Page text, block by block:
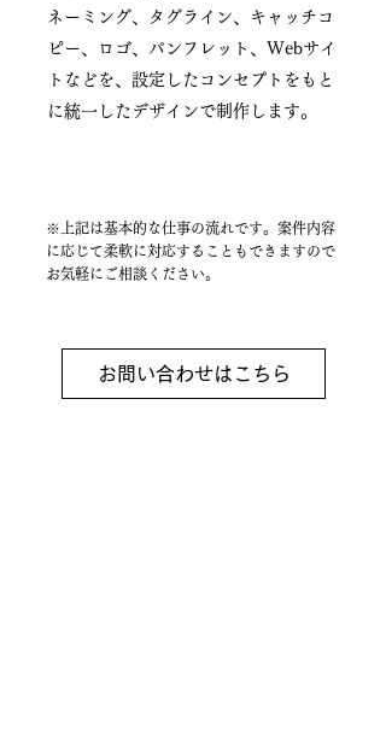
ネーミング、タグライン、キャッチコ
ピー、ロゴ、パンフレット、Webサイ
トなどを、設定したコンセプトをもと
に統一したデザインで制作します。
※上記は基本的な仕事の流れです。案件内容
に応じて柔軟に対応することもできますので
お気軽にご相談ください。
お問い合わせはこちら